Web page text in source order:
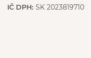
IČ DPH: SK 2023819710